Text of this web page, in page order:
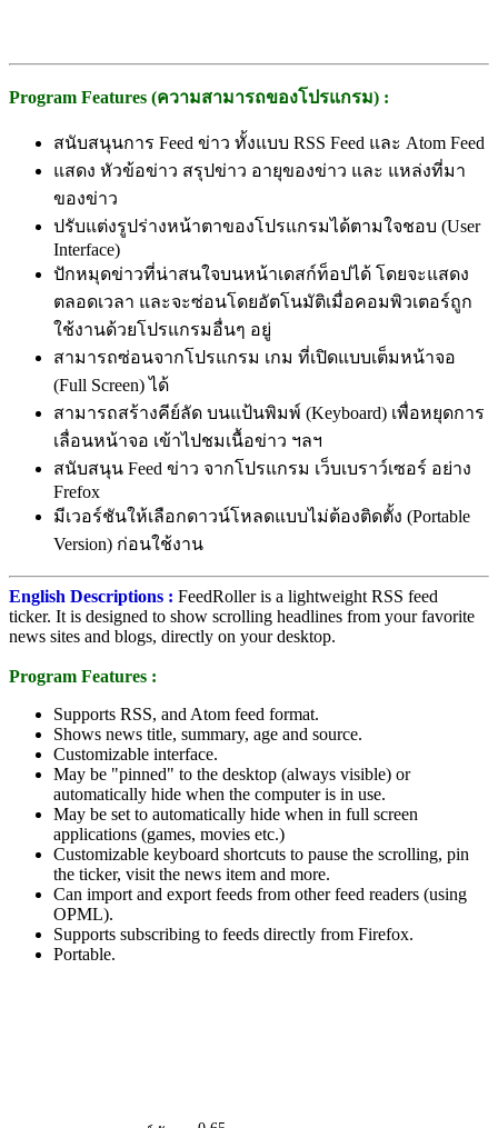
Program Features (ความสามารถของโปรแกรม) :
สนับสนุนการ Feed ข่าว ทั้งแบบ RSS Feed และ Atom Feed
แสดง หัวข้อข่าว สรุปข่าว อายุของข่าว และ แหล่งที่มา
ของข่าว
ปรับแต่งรูปร่างหน้าตาของโปรแกรมได้ตามใจชอบ (User
Interface)
ปักหมุดข่าวที่น่าสนใจบนหน้าเดสก์ท็อปได้ โดยจะแสดง
ตลอดเวลา และจะซ่อนโดยอัตโนมัติเมื่อคอมพิวเตอร์ถูก
ใช้งานด้วยโปรแกรมอื่นๆ อยู่
สามารถซ่อนจากโปรแกรม เกม ที่เปิดแบบเต็มหน้าจอ
(Full Screen) ได้
สามารถสร้างคีย์ลัด บนแป้นพิมพ์ (Keyboard) เพื่อหยุดการ
เลื่อนหน้าจอ เข้าไปชมเนื้อข่าว ฯลฯ
สนับสนุน Feed ข่าว จากโปรแกรม เว็บเบราว์เซอร์ อย่าง
Frefox
มีเวอร์ชันให้เลือกดาวน์โหลดแบบไม่ต้องติดตั้ง (Portable
Version) ก่อนใช้งาน
English Descriptions : FeedRoller is a lightweight RSS feed
ticker. It is designed to show scrolling headlines from your favorite
news sites and blogs, directly on your desktop.
Program Features :
Supports RSS, and Atom feed format.
Shows news title, summary, age and source.
Customizable interface.
May be "pinned" to the desktop (always visible) or
automatically hide when the computer is in use.
May be set to automatically hide when in full screen
applications (games, movies etc.)
Customizable keyboard shortcuts to pause the scrolling, pin
the ticker, visit the news item and more.
Can import and export feeds from other feed readers (using
OPML).
Supports subscribing to feeds directly from Firefox.
Portable.